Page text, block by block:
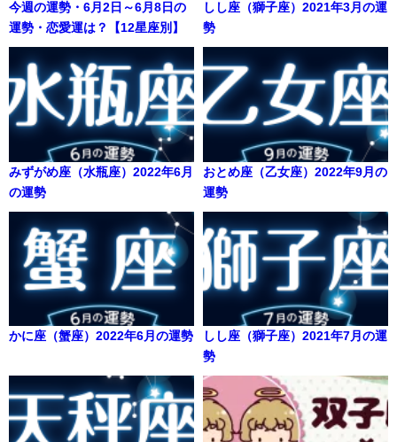
今週の運勢・6月2日～6月8日の
運勢・恋愛運は？【12星座別】
しし座（獅子座）2021年3月の運
勢
みずがめ座（水瓶座）2022年6月
の運勢
おとめ座（乙女座）2022年9月の
運勢
かに座（蟹座）2022年6月の運勢
しし座（獅子座）2021年7月の運
勢